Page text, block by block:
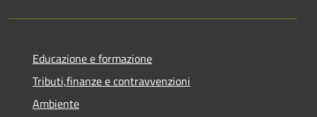
Educazione e formazione
Tributi,finanze e contravvenzioni
Ambiente